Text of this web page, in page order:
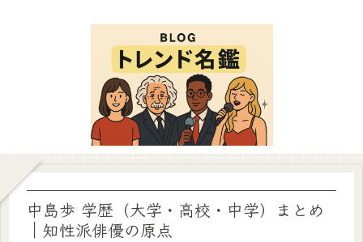
中島歩 学歴（大学・高校・中学）まとめ
｜知性派俳優の原点